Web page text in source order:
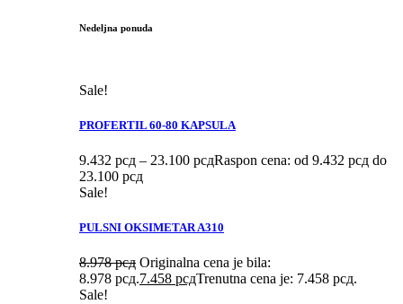
Nedeljna ponuda
Sale!
PROFERTIL 60-80 KAPSULA
9.432 рсд – 23.100 рсдRaspon cena: od 9.432 рсд do
23.100 рсд
Sale!
PULSNI OKSIMETAR A310
8.978рсд Originalna cena je bila:
8.978 рсд.7.458 рсдTrenutna cena je: 7.458 рсд.
Sale!